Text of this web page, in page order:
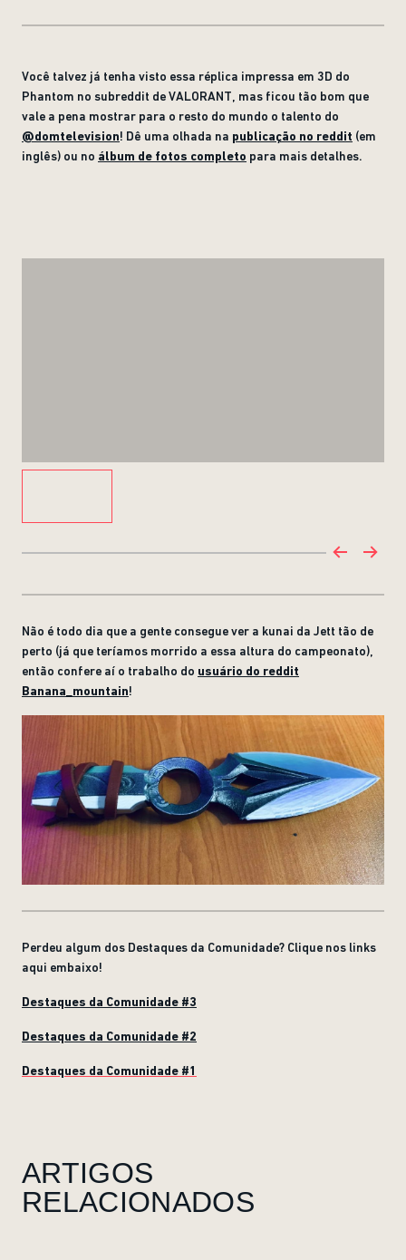
Você talvez já tenha visto essa réplica impressa em 3D do
Phantom no subreddit de VALORANT, mas ficou tão bom que
vale a pena mostrar para o resto do mundo o talento do
@domtelevision! Dê uma olhada na publicação no reddit (em
inglês) ou no álbum de fotos completo para mais detalhes.
Não é todo dia que a gente consegue ver a kunai da Jett tão de
perto (já que teríamos morrido a essa altura do campeonato),
então confere aí o trabalho do usuário do reddit
Banana_mountain!
Perdeu algum dos Destaques da Comunidade? Clique nos links
aqui embaixo!
Destaques da Comunidade #3
Destaques da Comunidade #2
Destaques da Comunidade #1
ARTIGOS
RELACIONADOS